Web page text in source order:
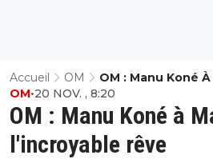
Accueil OM OM : Manu Koné
OM : Manu Koné à
l'incroyable rêve
OM•20 NOV. , 8:20